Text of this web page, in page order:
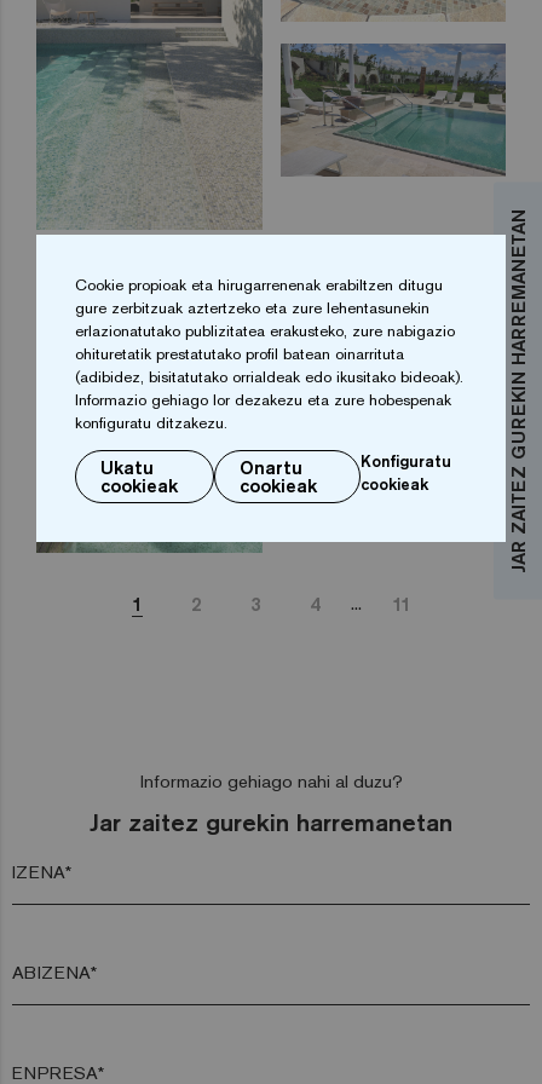
JAR ZAITEZ GUREKIN HARREMANETAN
1 2 3 4 ... 11
Informazio gehiago nahi al duzu?
Jar zaitez gurekin harremanetan
IZENA*
ABIZENA*
ENPRESA*
Cookie propioak eta hirugarrenenak erabiltzen ditugu
gure zerbitzuak aztertzeko eta zure lehentasunekin
erlazionatutako publizitatea erakusteko, zure nabigazio
ohituretatik prestatutako profil batean oinarrituta
(adibidez, bisitatutako orrialdeak edo ikusitako bideoak).
Informazio gehiago lor dezakezu eta zure hobespenak
konfiguratu ditzakezu.
Ukatu
cookieak
Onartu
cookieak
Konfiguratu
cookieak